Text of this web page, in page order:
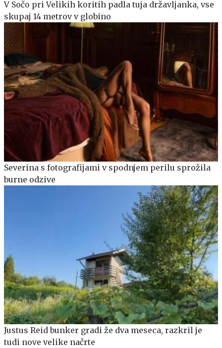
V Sočo pri Velikih koritih padla tuja državljanka, vse
skupaj 14 metrov v globino
Severina s fotografijami v spodnjem perilu sprožila
burne odzive
Justus Reid bunker gradi že dva meseca, razkril je
tudi nove velike načrte